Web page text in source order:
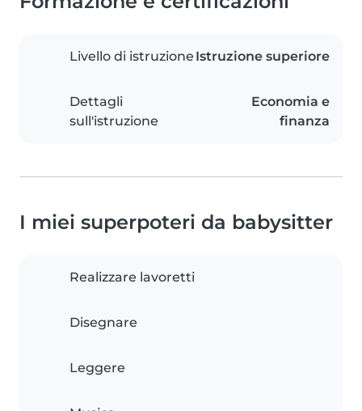
Livello di istruzione Istruzione superiore
Dettagli
sull'istruzione
Economia e
finanza
I miei superpoteri da babysitter
Realizzare lavoretti
Disegnare
Leggere